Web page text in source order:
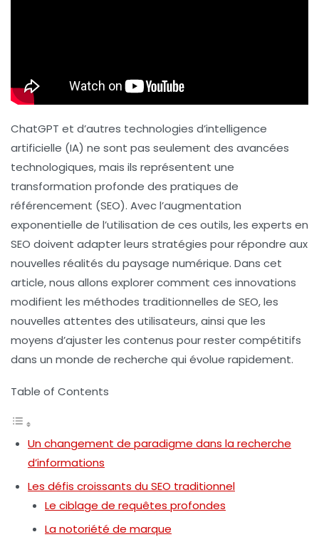
ChatGPT et d’autres technologies d’intelligence
artificielle (IA) ne sont pas seulement des avancées
technologiques, mais ils représentent une
transformation profonde des pratiques de
référencement (SEO). Avec l’augmentation
exponentielle de l’utilisation de ces outils, les experts en
SEO doivent adapter leurs stratégies pour répondre aux
nouvelles réalités du paysage numérique. Dans cet
article, nous allons explorer comment ces innovations
modifient les méthodes traditionnelles de SEO, les
nouvelles attentes des utilisateurs, ainsi que les
moyens d’ajuster les contenus pour rester compétitifs
dans un monde de recherche qui évolue rapidement.
Table of Contents
Un changement de paradigme dans la recherche
d’informations
Les défis croissants du SEO traditionnel
Le ciblage de requêtes profondes
La notoriété de marque